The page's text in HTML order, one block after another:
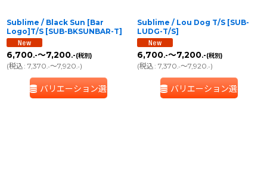
Sublime / Black Sun [Bar
Logo]T/S [SUB-BKSUNBAR-T]
6,700.-～7,200.-(税別)
(税込: 7,370.-～7,920.-)
バリエーション選択
Sublime / Lou Dog T/S [SUB-
LUDG-T/S]
6,700.-～7,200.-(税別)
(税込: 7,370.-～7,920.-)
バリエーション選択